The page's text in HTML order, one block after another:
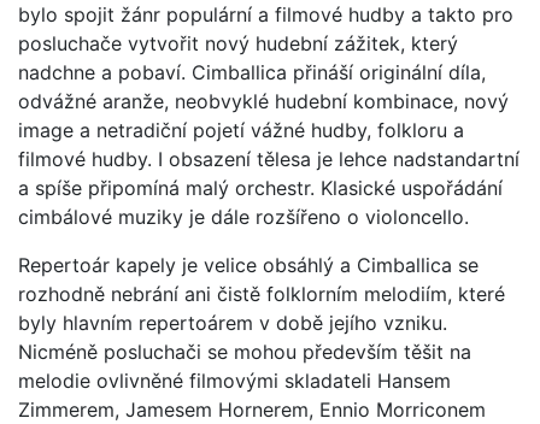
bylo spojit žánr populární a filmové hudby a takto pro
posluchače vytvořit nový hudební zážitek, který
nadchne a pobaví. Cimballica přináší originální díla,
odvážné aranže, neobvyklé hudební kombinace, nový
image a netradiční pojetí vážné hudby, folkloru a
filmové hudby. I obsazení tělesa je lehce nadstandartní
a spíše připomíná malý orchestr. Klasické uspořádání
cimbálové muziky je dále rozšířeno o violoncello.
Repertoár kapely je velice obsáhlý a Cimballica se
rozhodně nebrání ani čistě folklorním melodiím, které
byly hlavním repertoárem v době jejího vzniku.
Nicméně posluchači se mohou především těšit na
melodie ovlivněné filmovými skladateli Hansem
Zimmerem, Jamesem Hornerem, Ennio Morriconem